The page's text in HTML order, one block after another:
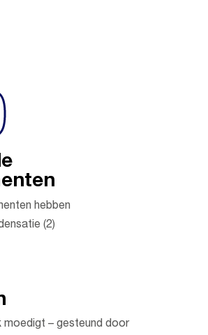
hebben
(2)
moedigt – gesteund door